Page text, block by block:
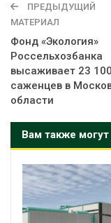
ПРЕДЫДУЩИЙ
МАТЕРИАЛ
Фонд «Экология»
Россельхозбанка
высаживает 23 100
саженцев в
области
Вам также